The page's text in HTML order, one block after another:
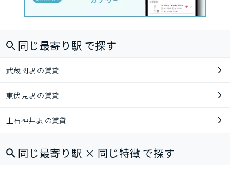
同じ最寄り駅 で探す
武蔵関駅 の賃貸
東伏見駅 の賃貸
上石神井駅 の賃貸
同じ最寄り駅 × 同じ特徴 で探す